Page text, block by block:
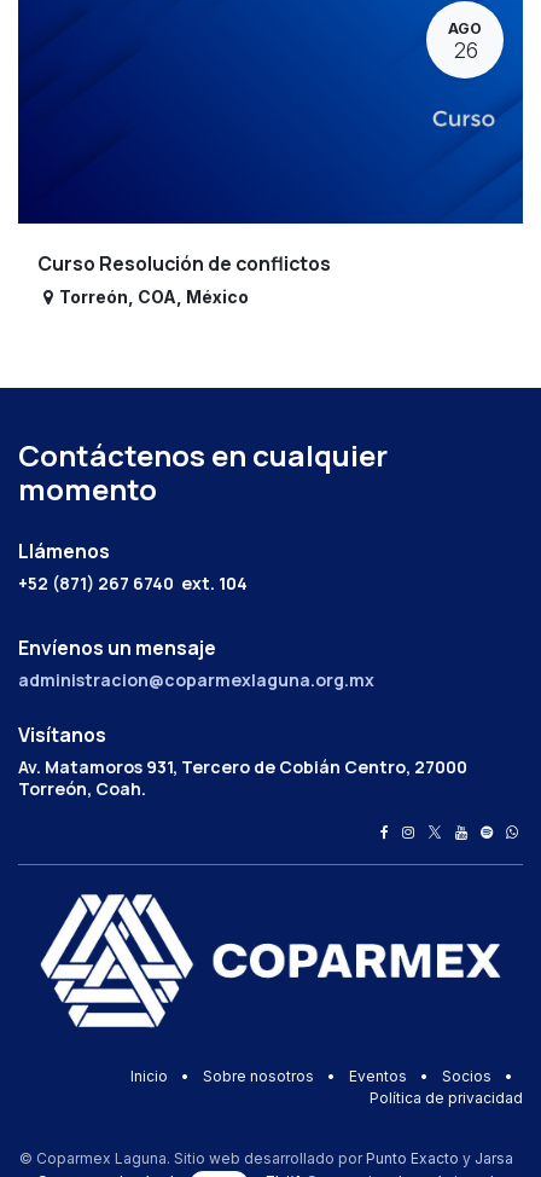
AGO
26
Curso Resolución de conflictos
Torreón COA México
Contáctenos en cualquier
momento
Llámenos
+52 (871) 267 6740 ext. 104
Envíenos un mensaje
administracion@coparmexlaguna.org.mx
Visítanos
Av. Matamoros 931, Tercero de Cobián Centro, 27000
Torreón, Coah.
Inicio • Sobre nosotros • Eventos • Socios
•
Política de privacidad
© Coparmex Laguna. Sitio web desarrollado por Punto Exacto y Jarsa